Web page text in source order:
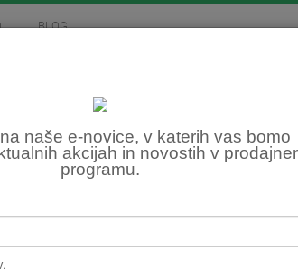
naše e-novice, v katerih vas bomo
akcijah in novostih v
programu.
BLOG
Šifra: